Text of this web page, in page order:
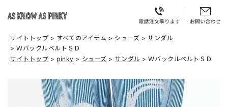
サイトトップ すべてのアイテム シューズ
サンダル
ＷバックルベルトＳＤ
サイトトップ
pinky シューズ サンダル ＷバックルベルトＳＤ